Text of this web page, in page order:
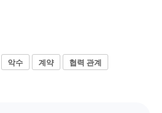
악수 계약
협력 관계